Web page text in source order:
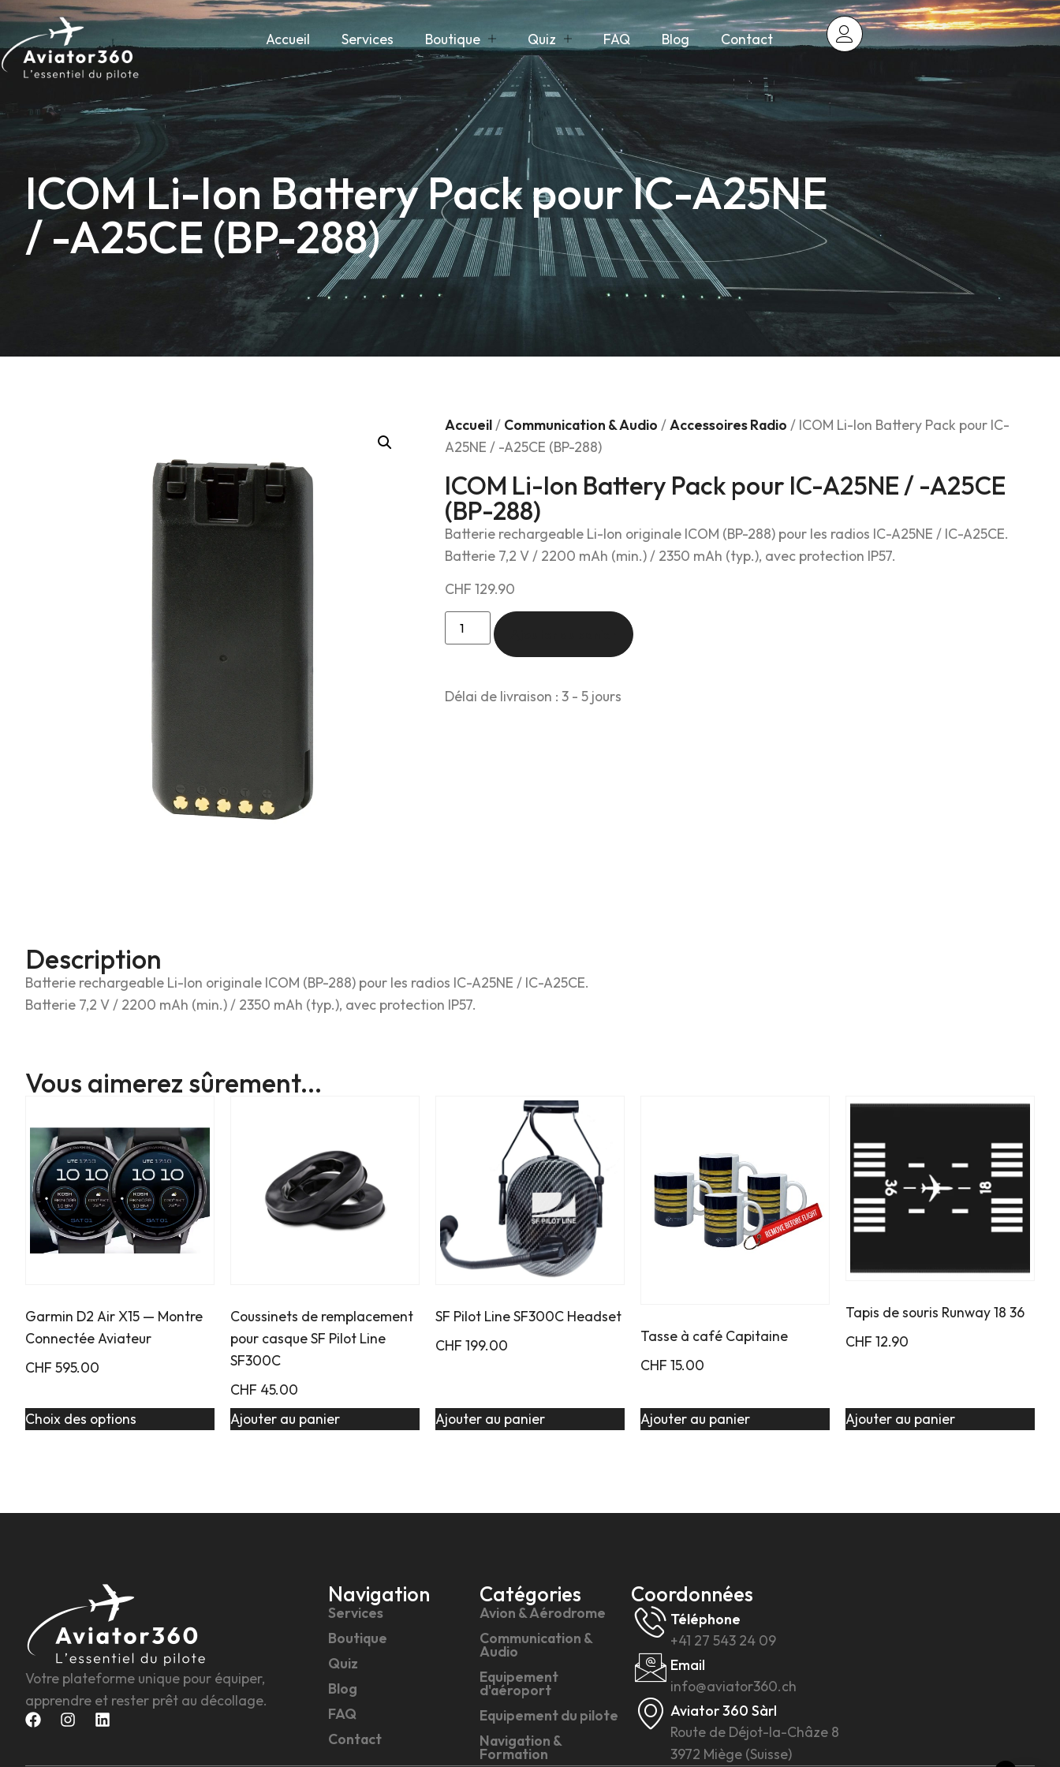
Accueil Services Boutique Quiz FAQ Blog Contact
ICOM Li-Ion Battery Pack pour IC-A25NE
/ -A25CE (BP-288)
Accueil/ Communication & Audio /Accessoires Radio / ICOM Li-Ion Battery Pack pour IC-
A25NE / -A25CE (BP-288)
ICOM Li-Ion Battery Pack pour IC-A25NE / -A25CE
(BP-288)
Batterie rechargeable Li-Ion originale ICOM (BP-288) pour les radios IC-A25NE / IC-A25CE.
Batterie 7,2 V / 2200 mAh (min.) / 2350 mAh (typ.), avec protection IP57.
CHF 129.90
Délai de livraison : 3 - 5 jours
Description
Batterie rechargeable Li-Ion originale ICOM (BP-288) pour les radios IC-A25NE / IC-A25CE.
Batterie 7,2 V / 2200 mAh (min.) / 2350 mAh (typ.), avec protection IP57.
Vous aimerez sûrement...
Garmin D2 Air X15 — Montre
Connectée Aviateur
CHF 595.00
Choix des options
Coussinets de remplacement
pour casque SF Pilot Line
SF300C
CHF 45.00
Ajouter au panier
SF Pilot Line SF300C Headset
CHF 199.00
Ajouter au panier
Tasse à café Capitaine
CHF 15.00
Ajouter au panier
Tapis de souris Runway 18 36
CHF 12.90
Ajouter au panier
Votre plateforme unique pour équiper,
apprendre et rester prêt au décollage.
Navigation
Services
Boutique
Quiz
Blog
FAQ
Contact
Catégories
Avion & Aérodrome
Communication &
Audio
Equipement
d'aéroport
Equipement du pilote
Navigation &
Formation
Coordonnées
Téléphone
+41 27 543 24 09
Email
info@aviator360.ch
Aviator 360 Sàrl
Route de Déjot-la-Châze 8
3972 Miège (Suisse)